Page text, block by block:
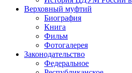
Верховный муфтий
Биография
Книга
Фильм
Фотогалерея
Законодательство
Федеральное